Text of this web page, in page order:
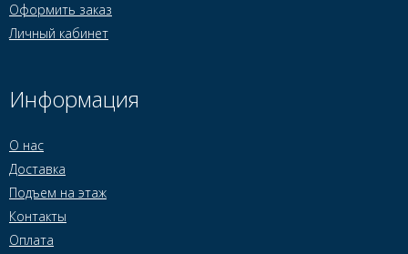
Оформить заказ
Личный кабинет
Информация
О нас
Доставка
Подъем на этаж
Контакты
Оплата